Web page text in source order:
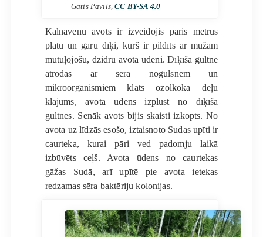
Gatis Pāvils,CC BY-SA 4.0
Kalnavēnu avots ir izveidojis pāris metrus
platu un garu dīķi, kurš ir pildīts ar mūžam
mutuļojošu, dzidru avota ūdeni. Dīķīša gultnē
atrodas ar sēra nogulsnēm un
mikroorganismiem klāts ozolkoka dēļu
klājums, avota ūdens izplūst no dīķīša
gultnes. Senāk avots bijis skaisti izkopts. No
avota uz līdzās esošo, iztaisnoto Sudas upīti ir
caurteka, kurai pāri ved padomju laikā
izbūvēts ceļš. Avota ūdens no caurtekas
gāžas Sudā, arī upītē pie avota ietekas
redzamas sēra baktēriju kolonijas.